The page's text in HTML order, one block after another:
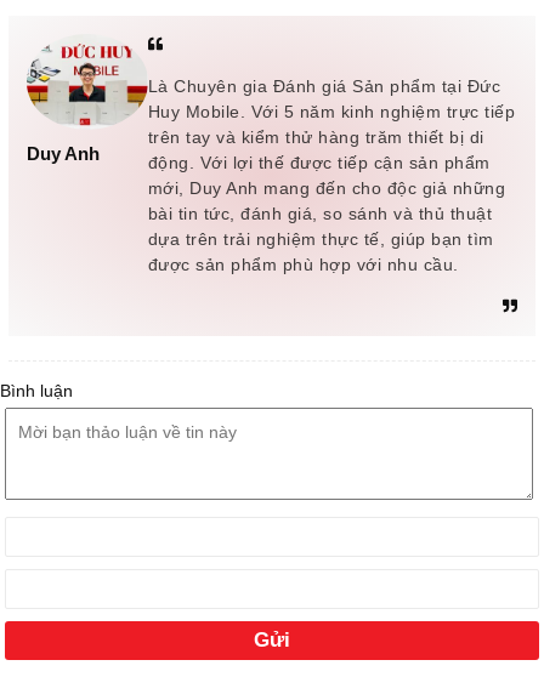
Duy Anh
Là Chuyên gia Đánh giá Sản phẩm tại Đức
Huy Mobile. Với 5 năm kinh nghiệm trực tiếp
trên tay và kiểm thử hàng trăm thiết bị di
động. Với lợi thế được tiếp cận sản phẩm
mới, Duy Anh mang đến cho độc giả những
bài tin tức, đánh giá, so sánh và thủ thuật
dựa trên trải nghiệm thực tế, giúp bạn tìm
được sản phẩm phù hợp với nhu cầu.
Bình luận